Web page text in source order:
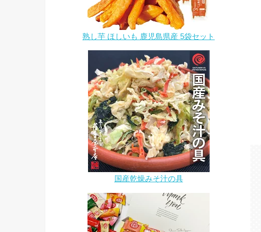
熟し芋 ほしいも 鹿児島県産 5袋セット
国産乾燥みそ汁の具